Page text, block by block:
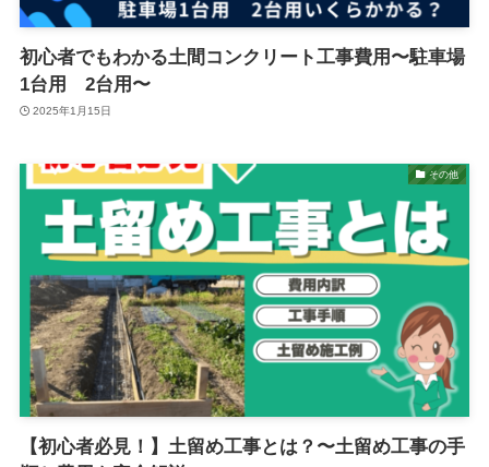
初心者でもわかる土間コンクリート工事費用〜駐車場
1台用 2台用〜
2025年1月15日
その他
【初心者必見！】土留め工事とは？〜土留め工事の手